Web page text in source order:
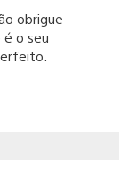
obrigue
é o seu